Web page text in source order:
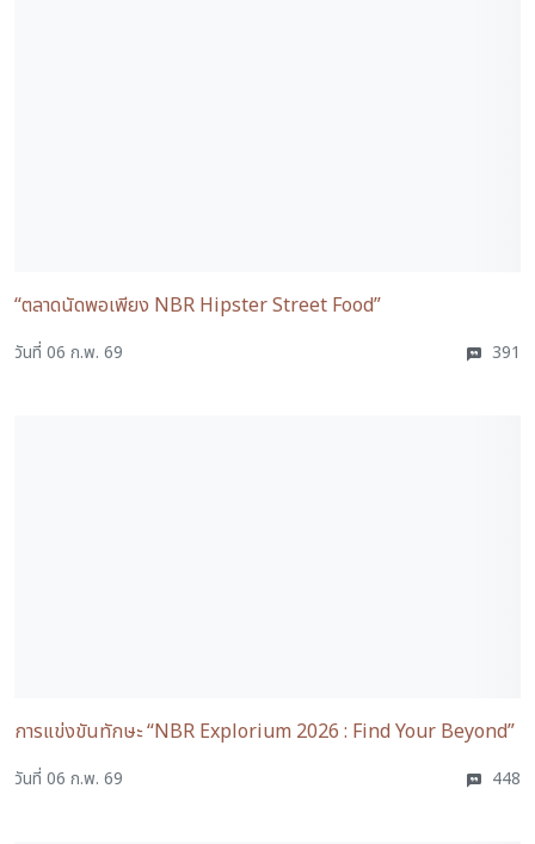
“ตลาดนัดพอเพียง NBR Hipster Street Food”
วันที่ 06 ก.พ. 69 391
การแข่งขันทักษะ “NBR Explorium 2026 : Find Your Beyond”
วันที่ 06 ก.พ. 69 448